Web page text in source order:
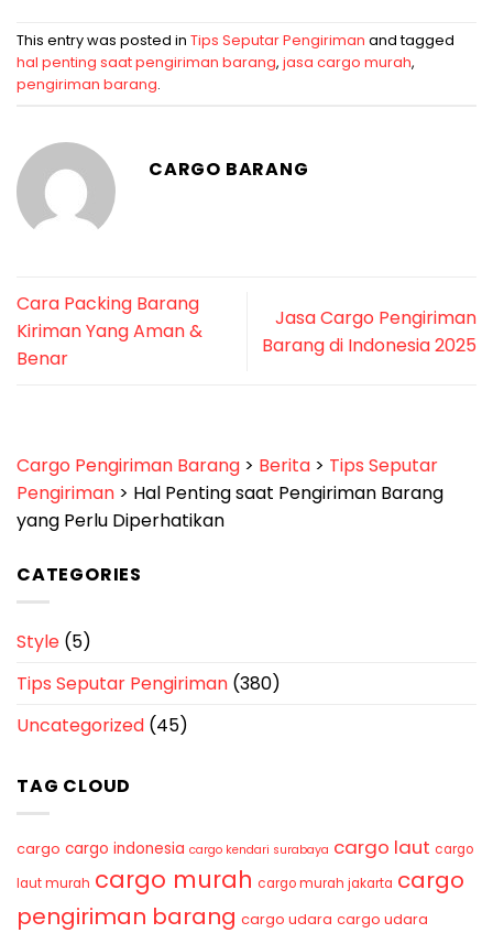
This entry was posted in Tips Seputar Pengiriman and tagged
hal penting saat pengiriman barang, jasa cargo murah,
pengiriman barang.
CARGO BARANG
Cara Packing Barang
Kiriman Yang Aman &
Benar
Jasa Cargo Pengiriman
Barang di Indonesia 2025
Cargo Pengiriman Barang > Berita > Tips Seputar
Pengiriman > Hal Penting saat Pengiriman Barang
yang Perlu Diperhatikan
CATEGORIES
Style (5)
Tips Seputar Pengiriman (380)
Uncategorized (45)
TAG CLOUD
cargo cargo indonesia cargo kendari surabaya cargo laut cargo
laut murah cargo murah cargo murah jakarta cargo
pengiriman barang cargo udara cargo udara